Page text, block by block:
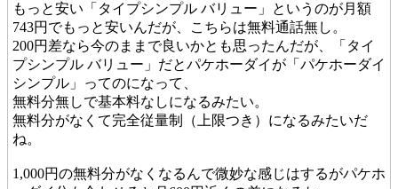
もっと安い「タイプシンプル バリュー」というのが月額
743円でもっと安いんだが、こちらは無料通話無し。
200円差なら今のままで良いかとも思ったんだが、「タイ
プシンプル バリュー」だとパケホーダイが「パケホーダイ
シンプル」ってのになって、
無料分無しで基本料なしになるみたい。
無料分がなくて完全従量制（上限つき）になるみたいだ
ね。
1,000円の無料分がなくなるんで微妙な感じはするがパケホ